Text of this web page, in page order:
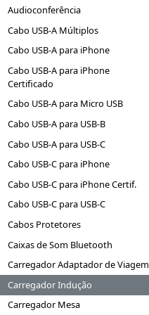
Audioconferência
Cabo USB-A Múltiplos
Cabo USB-A para iPhone
Cabo USB-A para iPhone
Certificado
Cabo USB-A para Micro USB
Cabo USB-A para USB-B
Cabo USB-A para USB-C
Cabo USB-C para iPhone
Cabo USB-C para iPhone Certif.
Cabo USB-C para USB-C
Cabos Protetores
Caixas de Som Bluetooth
Carregador Adaptador de Viagem
Carregador Indução
Carregador Mesa